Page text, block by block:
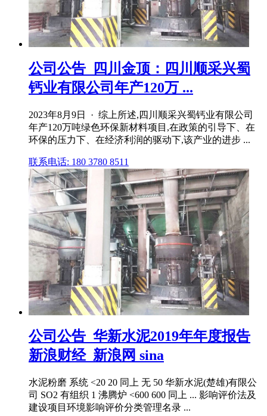
公司公告_四川金顶：四川顺采兴蜀
钙业有限公司年产120万 ...
2023年8月9日 · 综上所述,四川顺采兴蜀钙业有限公司
年产120万吨绿色环保新材料项目,在政策的引导下、在
环保的压力下、在经济利润的驱动下,该产业的进步 ...
联系电话: 180 3780 8511
公司公告_华新水泥2019年年度报告
新浪财经_新浪网 sina
水泥粉磨 系统 <20 20 同上 无 50 华新水泥(楚雄)有限公
司 SO2 有组织 1 沸腾炉 <600 600 同上 ... 影响评价法及
建设项目环境影响评价分类管理名录 ...